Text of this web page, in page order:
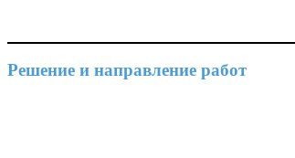
Решение и направление работ